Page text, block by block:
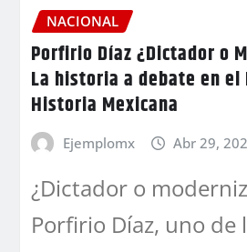
NACIONAL
Porfirio Díaz ¿Dictador o
La historia a debate en el
Historia Mexicana
Ejemplomx Abr 29,
¿Dictador o
Porfirio Díaz, uno de